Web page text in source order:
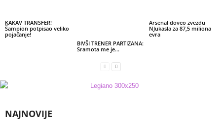
KAKAV TRANSFER!
Šampion potpisao veliko
pojačanje!
BIVŠI TRENER PARTIZANA:
Sramota me je…
Arsenal doveo zvezdu
NJukasla za 87,5 miliona
evra
NAJNOVIJE